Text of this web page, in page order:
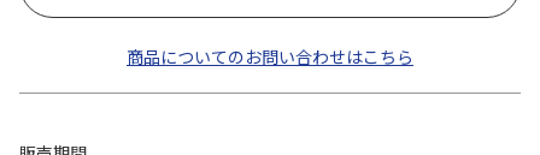
商品についてのお問い合わせはこちら